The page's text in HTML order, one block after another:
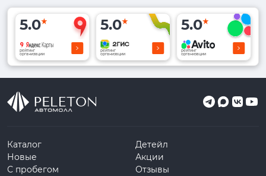
5.0
рейтинг
организации
5.0
рейтинг
организации
5.0
рейтинг
организации
Каталог
Новые
С пробегом
Детейл
Акции
Отзывы